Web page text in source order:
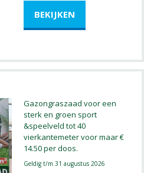
Gazongraszaad voor een
sterk en groen sport
&speelveld tot 40
vierkantemeter voor maar €
14.50 per doos.
Geldig t/m 31 augustus 2026